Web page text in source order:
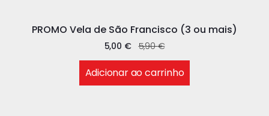
PROMO Vela de São Francisco (3 ou mais)
5,90€
5,00 €
Adicionar ao carrinho